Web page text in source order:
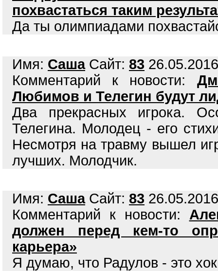
похвастаться таким
Да ты олимпиадами
Имя: СашаСайт: 83
Комментарий к новости:
Любимов и Телегин будут
Два прекрасных игрока.
Телегина. Молодец - его
Несмотря на травму вышел
лучших. Молодчик.
Имя: СашаСайт: 83
Комментарий к новости:
должен перед кем-то
карьера»
Я думаю, что Радулов - это